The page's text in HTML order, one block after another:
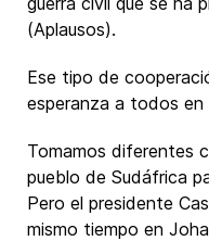
(Aplausos).
Ese tipo de
esperanza a todos en
Tomamos diferentes
pueblo de Sudáfrica
Pero el presidente
mismo tiempo en